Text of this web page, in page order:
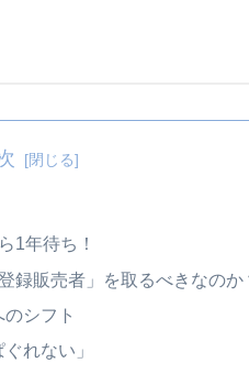
1年待ち！
録販売者」を取るべきなのか
シフト
れない」